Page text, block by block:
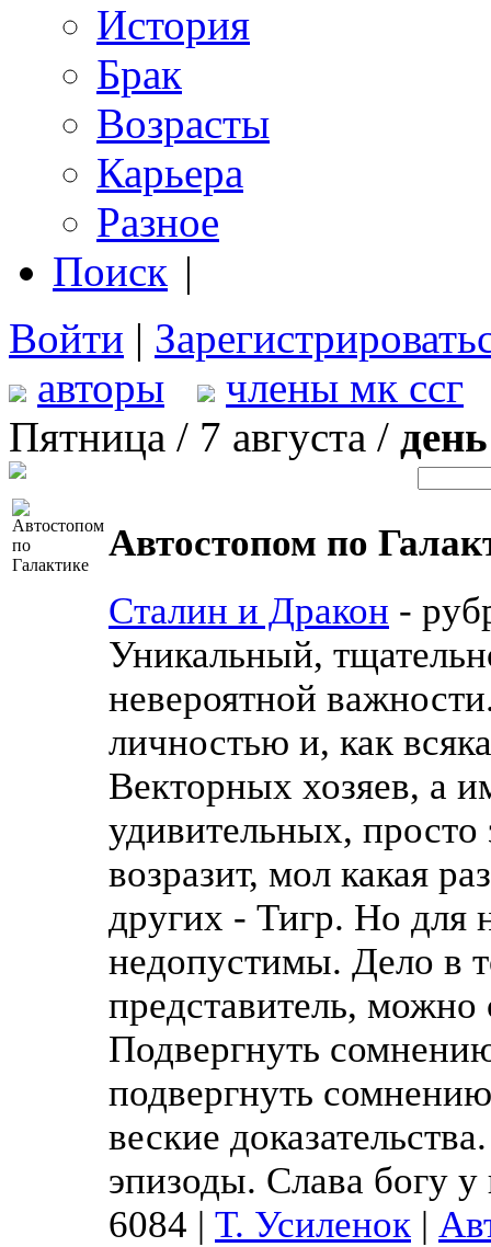
История
Брак
Возрасты
Карьера
Разное
Поиск |
Войти |
авторы
члены мк ссг
Пятница / 7 августа /
Автостопом по
Сталин и Дракон -
Уникальный,
невероятной
личностью и, как
Векторных хозяев, а
удивительных,
возразит, мол какая
других - Тигр. Но для
недопустимы. Дело в
представитель, можно
Подвергнуть
подвергнуть
веские
эпизоды. Слава богу у
6084 | Т. Усиленок |